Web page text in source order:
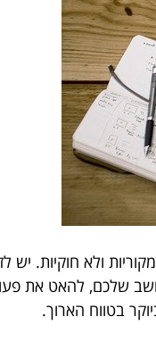
ולא חוקיות. יש
שלכם, להאט את
בטווח הארוך.